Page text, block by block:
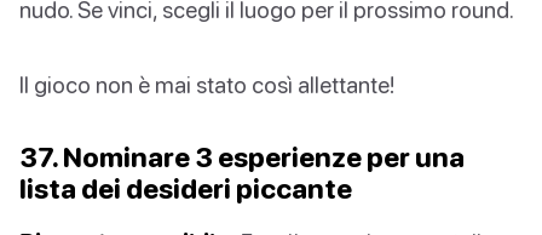
nudo. Se vinci, scegli il luogo per il prossimo round.
Il gioco non è mai stato così allettante!
37. Nominare 3 esperienze per una
lista dei desideri piccante